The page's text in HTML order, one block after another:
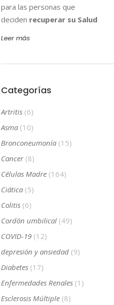
para las personas que
deciden recuperar su Salud
Leer más
Categorías
Artritis(6)
Asma(10)
Bronconeumonía(15)
Cancer(8)
Células Madre(164)
Ciática(5)
Colitis(6)
Cordón umbilical(49)
COVID-19(12)
depresión y ansiedad(9)
Diabetes(17)
Enfermedades Renales(1)
Esclerosis Múltiple(8)